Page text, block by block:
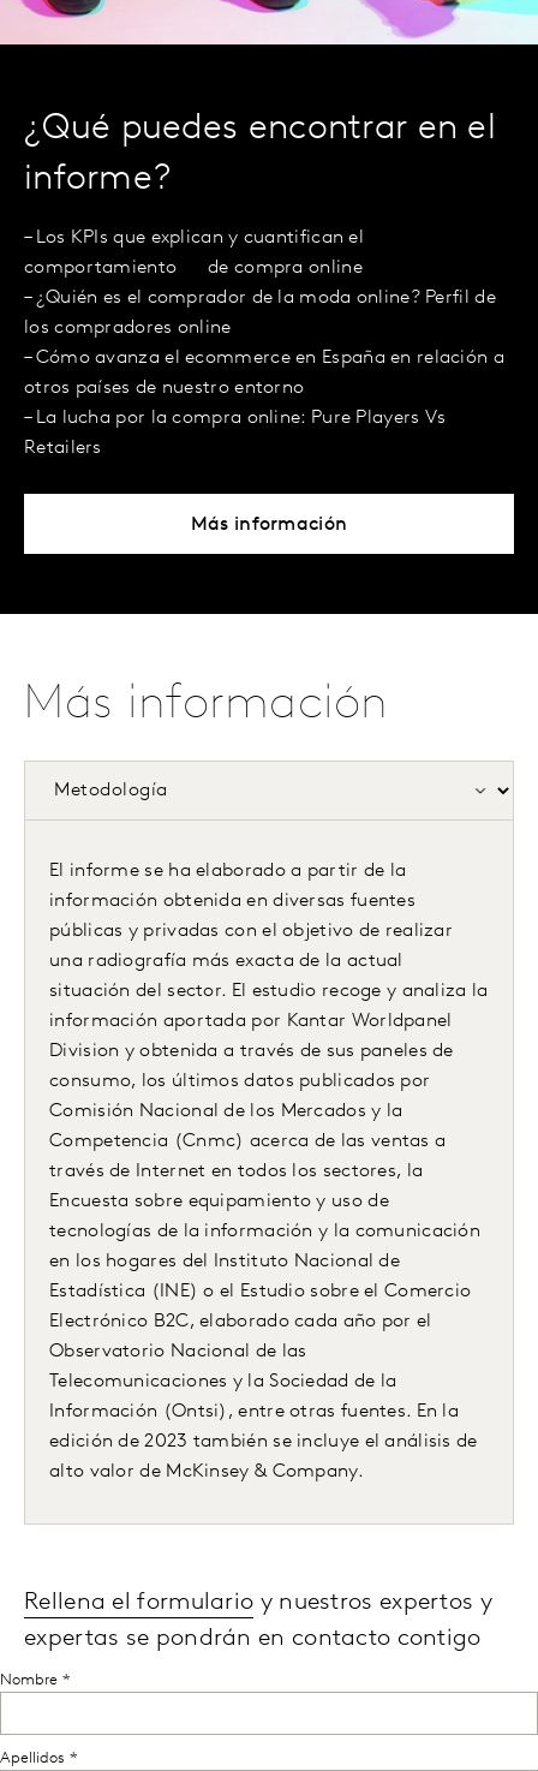
¿Qué puedes encontrar en el
informe?
– Los KPIs que explican y cuantifican el
comportamiento de compra online
– ¿Quién es el comprador de la moda online? Perfil de
los compradores online
– Cómo avanza el ecommerce en España en relación a
otros países de nuestro entorno
– La lucha por la compra online: Pure Players Vs
Retailers
Más información
Más información
El informe se ha elaborado a partir de la
información obtenida en diversas fuentes
públicas y privadas con el objetivo de realizar
una radiografía más exacta de la actual
situación del sector. El estudio recoge y analiza la
información aportada por Kantar Worldpanel
Division y obtenida a través de sus paneles de
consumo, los últimos datos publicados por
Comisión Nacional de los Mercados y la
Competencia (Cnmc) acerca de las ventas a
través de Internet en todos los sectores, la
Encuesta sobre equipamiento y uso de
tecnologías de la información y la comunicación
en los hogares del Instituto Nacional de
Estadística (INE) o el Estudio sobre el Comercio
Electrónico B2C, elaborado cada año por el
Observatorio Nacional de las
Telecomunicaciones y la Sociedad de la
Información (Ontsi), entre otras fuentes. En la
edición de 2023 también se incluye el análisis de
alto valor de McKinsey & Company.
Rellena el formulario y nuestros expertos y
expertas se pondrán en contacto contigo